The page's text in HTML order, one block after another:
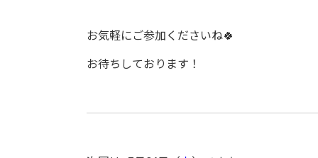
お気軽にご参加くださいね🍀
お待ちしております！